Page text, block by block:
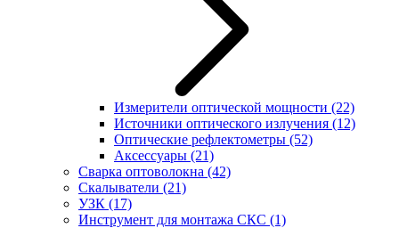
Измерители оптической мощности (22)
Источники оптического излучения (12)
Оптические рефлектометры (52)
Аксессуары (21)
Сварка оптоволокна (42)
Скалыватели (21)
УЗК (17)
Инструмент для монтажа СКС (1)